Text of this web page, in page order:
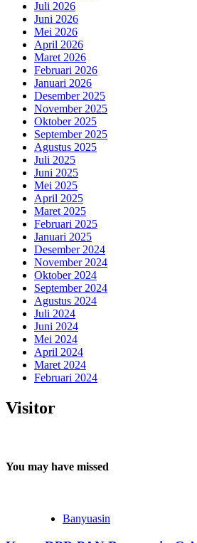
Juli 2026
Juni 2026
Mei 2026
April 2026
Maret 2026
Februari 2026
Januari 2026
Desember 2025
November 2025
Oktober 2025
September 2025
Agustus 2025
Juli 2025
Juni 2025
Mei 2025
April 2025
Maret 2025
Februari 2025
Januari 2025
Desember 2024
November 2024
Oktober 2024
September 2024
Agustus 2024
Juli 2024
Juni 2024
Mei 2024
April 2024
Maret 2024
Februari 2024
Visitor
You may have missed
Banyuasin